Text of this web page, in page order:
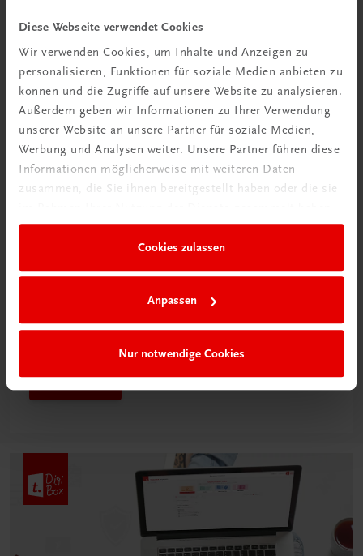
Diese Webseite verwendet Cookies
Wir verwenden Cookies, um Inhalte und Anzeigen zu
personalisieren, Funktionen für soziale Medien anbieten zu
können und die Zugriffe auf unsere Website zu analysieren.
Außerdem geben wir Informationen zu Ihrer Verwendung
unserer Website an unsere Partner für soziale Medien,
Werbung und Analysen weiter. Unsere Partner führen diese
Informationen möglicherweise mit weiteren Daten
zusammen, die Sie ihnen bereitgestellt haben oder die sie
Cookies zulassen
Anpassen
Nur notwendige Cookies
Tipps & Tricks
Mehr dazu
Das „Digitale
Klassenzimmer“